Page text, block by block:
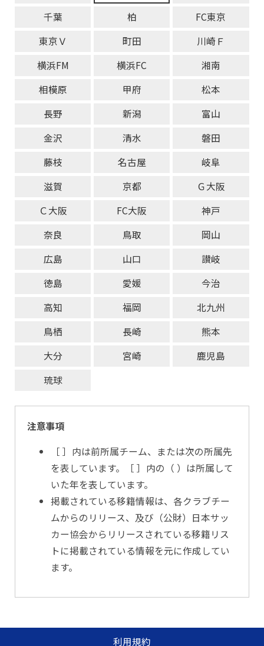
千葉
柏
FC東京
東京Ｖ
町田
川崎Ｆ
横浜FM
横浜FC
湘南
相模原
甲府
松本
長野
新潟
富山
金沢
清水
磐田
藤枝
名古屋
岐阜
滋賀
京都
Ｇ大阪
Ｃ大阪
FC大阪
神戸
奈良
鳥取
岡山
広島
山口
讃岐
徳島
愛媛
今治
高知
福岡
北九州
鳥栖
長崎
熊本
大分
宮崎
鹿児島
琉球
注意事項
［ ］内は前所属チーム、または次の所属先
を表しています。［ ］内の（ ）は所属して
いた年を表しています。
掲載されている移籍情報は、各クラブチー
ムからのリリース、及び（公財）日本サッ
カー協会からリリースされている移籍リス
トに掲載されている情報を元に作成してい
ます。
利用規約